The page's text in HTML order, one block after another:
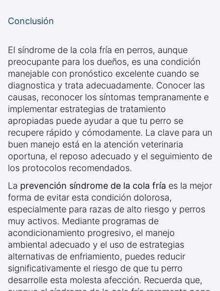
Conclusión
El síndrome de la cola fría en perros, aunque
preocupante para los dueños, es una condición
manejable con pronóstico excelente cuando se
diagnostica y trata adecuadamente. Conocer las
causas, reconocer los síntomas tempranamente e
implementar estrategias de tratamiento
apropiadas puede ayudar a que tu perro se
recupere rápido y cómodamente. La clave para un
buen manejo está en la atención veterinaria
oportuna, el reposo adecuado y el seguimiento de
los protocolos recomendados.
La prevención síndrome de la cola fría es la mejor
forma de evitar esta condición dolorosa,
especialmente para razas de alto riesgo y perros
muy activos. Mediante programas de
acondicionamiento progresivo, el manejo
ambiental adecuado y el uso de estrategias
alternativas de enfriamiento, puedes reducir
significativamente el riesgo de que tu perro
desarrolle esta molesta afección. Recuerda que,